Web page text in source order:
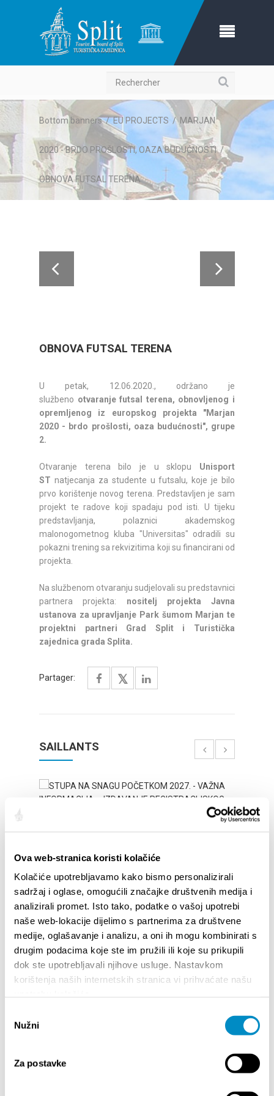
Ova web-stranica koristi kolačiće
Kolačiće upotrebljavamo kako bismo personalizirali
sadržaj i oglase, omogućili značajke društvenih medija i
analizirali promet. Isto tako, podatke o vašoj upotrebi
naše web-lokacije dijelimo s partnerima za društvene
medije, oglašavanje i analizu, a oni ih mogu kombinirati s
drugim podacima koje ste im pružili ili koje su prikupili
dok ste upotrebljavali njihove usluge. Nastavkom
korištenja naših internetskih stranica vi prihvaćate našu
pristanka
Nužni
Za postavke
Rechercher
Bottom banners/EU PROJECTS / MARJAN
2020 - BRDO PROŠLOSTI, OAZA BUDUĆNOSTI/
OBNOVA FUTSAL TERENA
OBNOVA FUTSAL TERENA
U petak, 12.06.2020., održano je
službeno otvaranje futsal terena, obnovljenog i
opremljenog iz europskog projekta "Marjan
2020 - brdo prošlosti, oaza budućnosti", grupe
2.
Otvaranje terena bilo je u sklopu Unisport
ST natjecanja za studente u futsalu, koje je bilo
prvo korištenje novog terena. Predstavljen je sam
projekt te radove koji spadaju pod isti. U tijeku
predstavljanja, polaznici akademskog
malonogometnog kluba "Universitas" odradili su
pokazni trening sa rekvizitima koji su financirani od
projekta.
Na službenom otvaranju sudjelovali su predstavnici
partnera projekta: nositelj projekta Javna
ustanova za upravljanje Park šumom Marjan te
projektni partneri Grad Split i Turistička
zajednica grada Splita.
Partager:
SAILLANTS
STUPA NA SNAGU POČETKOM 2027.- VAŽNA
INFORMACIJA – IZDAVANJE REGISTRACIJSKOG
Your